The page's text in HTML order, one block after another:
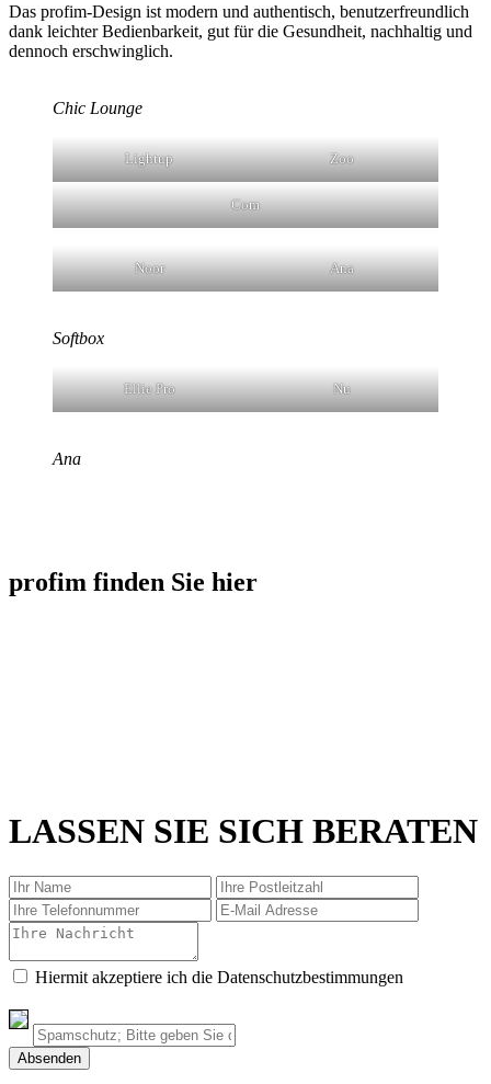
Das profim-Design ist modern und authentisch, benutzerfreundlich
dank leichter Bedienbarkeit, gut für die Gesundheit, nachhaltig und
dennoch erschwinglich.
Chic Lounge
Lightup Zoo
Com
Noor Ana
Softbox
Ellie Pro Nu
Ana
profim finden Sie hier
LASSEN SIE SICH BERATEN
Hiermit akzeptiere ich die Datenschutzbestimmungen